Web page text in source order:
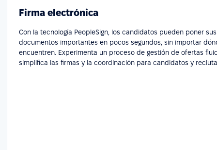
Firma electrónica
Con la tecnología PeopleSign, los candidatos pueden poner
documentos importantes en pocos segundos, sin importar
encuentren. Experimenta un proceso de gestión de ofertas
simplifica las firmas y la coordinación para candidatos y